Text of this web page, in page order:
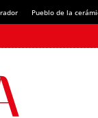
Pueblo de la